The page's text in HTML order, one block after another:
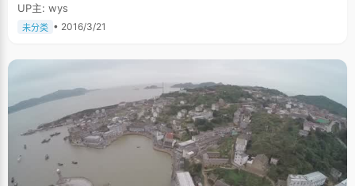
能力很强，老师讲的东西她总是很快就记住了，而且做题速度特别快，其他
同学两小时的题量，她不到一小时就做完了。"这是小时候逼出来的，" 黄亚
让黄亚铷在学习上受益很多。 黄亚铷还有个习惯，不做重复的题，每次做完
她的练习本总比其他同学多。 关于未来，黄亚铷的想法很成熟，在她的未来
蓝图中，是这样计划的：毕业后，我想去国家金融机构，或者国家机关，为
国家金融体制的完善做点贡献。现在，黄亚铷加入了学校的金融协会，经常
参加各种交流活动，注意培养自己各方面能力，希望毕业后能够很快的投入
工作中去。
UP主: wys
未分类 • 2016/3/21